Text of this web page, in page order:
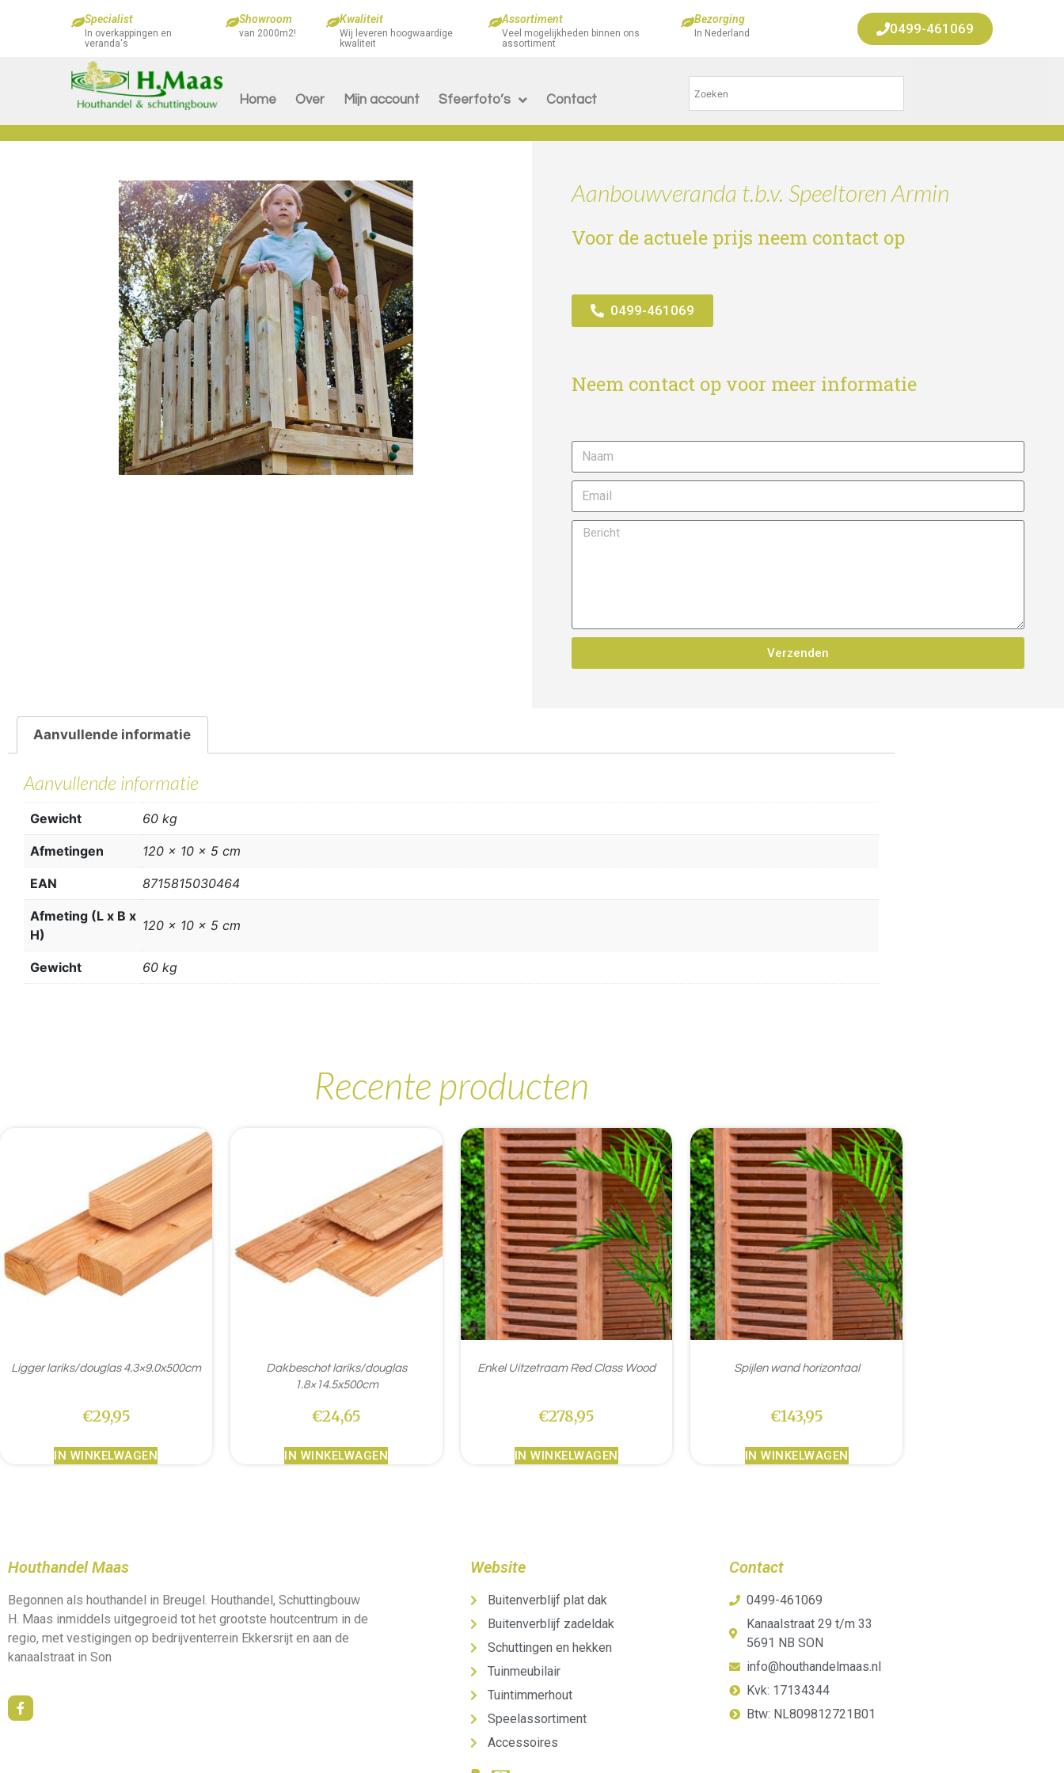
Specialist
In overkappingen en
veranda's
Showroom
van 2000m2!
Kwaliteit
Wij leveren hoogwaardige
kwaliteit
Assortiment
Veel mogelijkheden binnen ons
assortiment
Bezorging
In Nederland 0499-461069
Home Over Mijn account Sfeerfoto’s Contact
Aanbouwveranda t.b.v. Speeltoren Armin
Voor de actuele prijs neem contact op
0499-461069
Neem contact op voor meer informatie
Verzenden
Aanvullende informatie
Aanvullende informatie
Gewicht 60 kg
Afmetingen 120 × 10 × 5 cm
EAN 8715815030464
Afmeting (L x B x
H)
120 x 10 x 5 cm
Gewicht 60 kg
Recente producten
Ligger lariks/douglas 4.3×9.0x500cm
€29,95
IN WINKELWAGEN
Dakbeschot lariks/douglas
1.8×14.5x500cm
€24,65
IN WINKELWAGEN
Enkel Uitzetraam Red Class Wood
€278,95
IN WINKELWAGEN
Spijlen wand horizontaal
€143,95
IN WINKELWAGEN
Houthandel Maas
Begonnen als houthandel in Breugel. Houthandel, Schuttingbouw
H. Maas inmiddels uitgegroeid tot het grootste houtcentrum in de
regio, met vestigingen op bedrijventerrein Ekkersrijt en aan de
kanaalstraat in Son
Website
Buitenverblijf plat dak
Buitenverblijf zadeldak
Schuttingen en hekken
Tuinmeubilair
Tuintimmerhout
Speelassortiment
Accessoires
Contact
0499-461069
Kanaalstraat 29 t/m 33
5691 NB SON
info@houthandelmaas.nl
Kvk: 17134344
Btw: NL809812721B01